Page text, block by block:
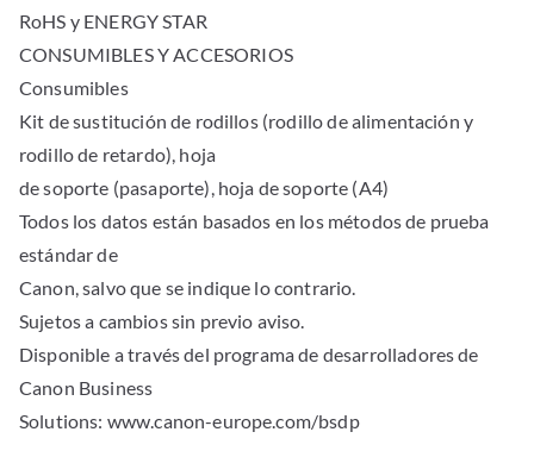
RoHS y ENERGY STAR
CONSUMIBLES Y ACCESORIOS
Consumibles
Kit de sustitución de rodillos (rodillo de alimentación y
rodillo de retardo), hoja
de soporte (pasaporte), hoja de soporte (A4)
Todos los datos están basados en los métodos de prueba
estándar de
Canon, salvo que se indique lo contrario.
Sujetos a cambios sin previo aviso.
Disponible a través del programa de desarrolladores de
Canon Business
Solutions: www.canon-europe.com/bsdp